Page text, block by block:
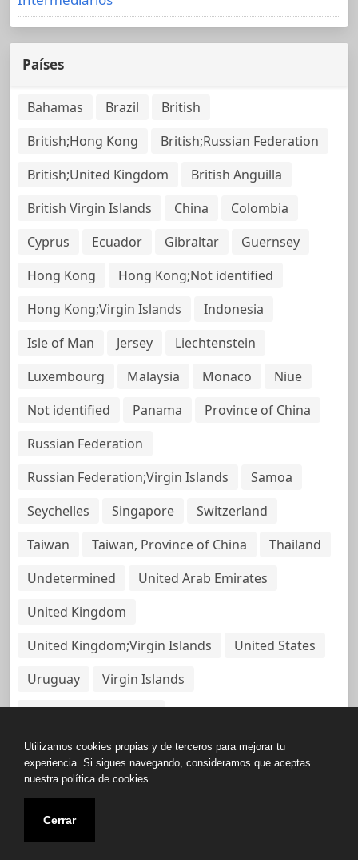
Países
Bahamas Brazil
British
British;Hong Kong
British;Russian Federation
British;United Kingdom
British Anguilla
British Virgin Islands
China
Colombia
Cyprus
Ecuador Gibraltar
Guernsey
Hong Kong
Hong Kong;Not identified
Hong Kong;Virgin Islands
Indonesia
Isle of Man
Jersey
Liechtenstein
Luxembourg
Malaysia Monaco
Niue
Not identified
Panama
Province of China
Russian Federation
Russian Federation;Virgin Islands
Samoa
Seychelles
Singapore
Switzerland
Taiwan
Taiwan, Province of China
Thailand
Undetermined
United Arab Emirates
United Kingdom
United Kingdom;Virgin Islands
United States
Uruguay
Virgin Islands
Virgin Islands, British
Copyright © All rights reserved.
Base de Datos de Papeles Del Panamá
Utilizamos cookies propias y de terceros para mejorar tu
experiencia. Si sigues navegando, consideramos que aceptas
nuestra política de cookies
Cerrar